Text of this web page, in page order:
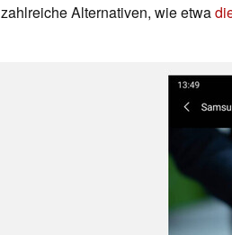
zahlreiche Alternativen, wie etwa